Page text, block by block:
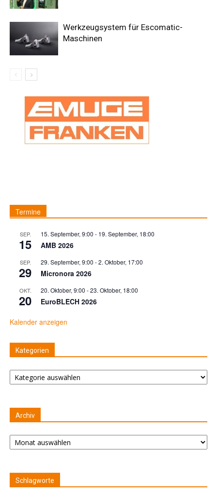
Werkzeugsystem für Escomatic-
Maschinen
Termine
SEP.
15
15. September, 9:00 - 19. September, 18:00
AMB 2026
SEP.
29
29. September, 9:00 -2. Oktober, 17:00
Micronora 2026
OKT.
20
20. Oktober, 9:00 -23. Oktober, 18:00
EuroBLECH 2026
Kalender anzeigen
Kategorien
Kategorien
Archiv
Archiv
Schlagworte